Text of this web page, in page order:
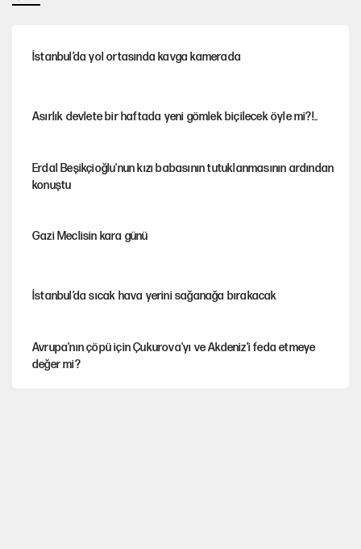
İstanbul’da yol ortasında kavga kamerada
Asırlık devlete bir haftada yeni gömlek biçilecek öyle mi?!..
Erdal Beşikçioğlu'nun kızı babasının tutuklanmasının ardından
konuştu
Gazi Meclisin kara günü
İstanbul’da sıcak hava yerini sağanağa bırakacak
Avrupa'nın çöpü için Çukurova'yı ve Akdeniz'i feda etmeye
değer mi?